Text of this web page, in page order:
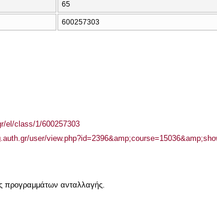
65
600257303
el/class/1/600257303
user/
προγραμμάτων ανταλλαγής.